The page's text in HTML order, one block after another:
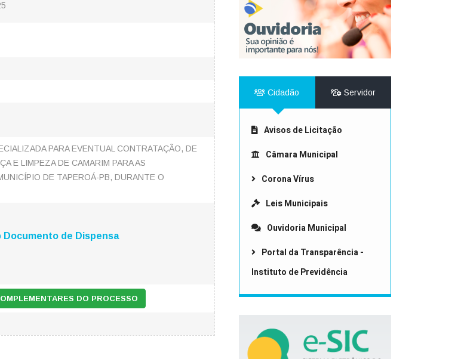
PARA EVENTUAL CONTRATAÇÃO, DE
E LIMPEZA DE CAMARIM PARA AS
DE TAPEROÁ-PB, DURANTE O
Documento de Dispensa
DO PROCESSO
Cidadão Servidor
Avisos de Licitação
Câmara Municipal
Corona Vírus
Leis Municipais
Ouvidoria Municipal
Portal da Transparência -
Instituto de Previdência